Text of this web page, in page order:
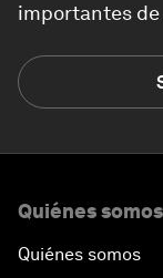
importantes de
Quiénes somos
Quiénes somos